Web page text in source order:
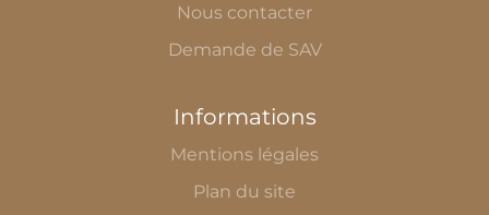
Nous contacter
Demande de SAV
Informations
Mentions légales
Plan du site